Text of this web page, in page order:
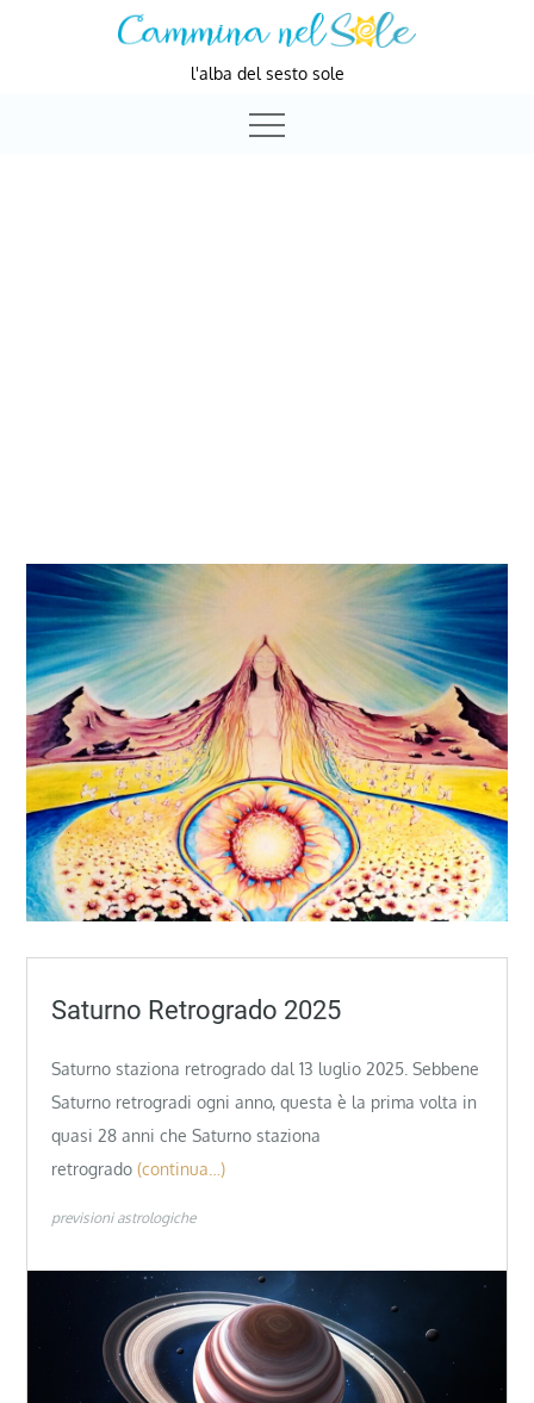
l'alba del sesto sole
Saturno Retrogrado 2025
Saturno staziona retrogrado dal 13 luglio 2025. Sebbene
Saturno retrogradi ogni anno, questa è la prima volta in
quasi 28 anni che Saturno staziona
retrogrado (continua…)
previsioni astrologiche